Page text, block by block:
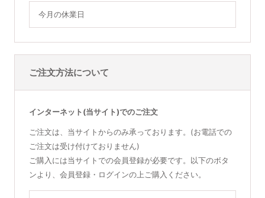
今月の休業日
ご注文方法について
インターネット(当サイト)でのご注文
ご注文は、当サイトからのみ承っております。(お電話での
ご注文は受け付けておりません)
ご購入には当サイトでの会員登録が必要です。以下のボタ
ンより、会員登録・ログインの上ご購入ください。